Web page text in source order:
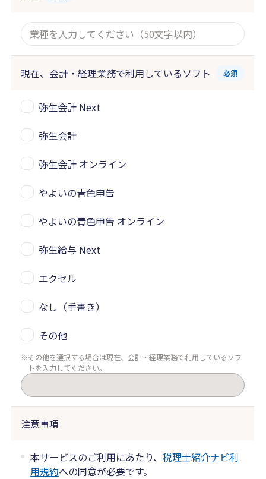
現在、会計・経理業務で利用しているソフト 必須
弥生会計 Next
弥生会計
弥生会計 オンライン
やよいの青色申告
やよいの青色申告 オンライン
弥生給与 Next
エクセル
なし（手書き）
その他
その他を選択する場合は現在、会計・経理業務で利用しているソフ
トを入力してください。
注意事項
本サービスのご利用にあたり、税理士紹介ナビ利
用規約への同意が必要です。